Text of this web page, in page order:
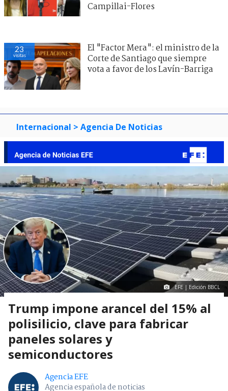
Campillai-Flores
23
visitas
El "Factor Mera": el ministro de la
Corte de Santiago que siempre
vota a favor de los Lavín-Barriga
Internacional > Agencia De Noticias
EFE | Edición BBCL
Trump impone arancel del 15% al
polisilicio, clave para fabricar
paneles solares y
semiconductores
Agencia EFE
Agencia española de noticias